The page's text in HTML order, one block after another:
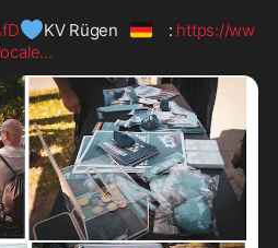
💙KV Rügen 🇩🇪 : https://ww
...